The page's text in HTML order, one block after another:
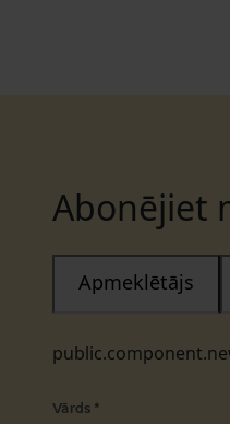
Abonējiet
Apmeklētājs
Vārds *